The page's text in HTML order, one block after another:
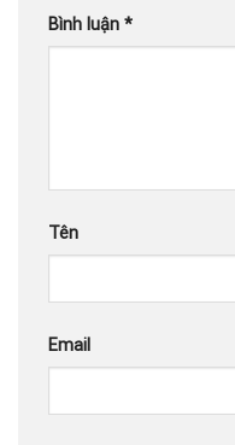
Bình luận *
Tên
Email